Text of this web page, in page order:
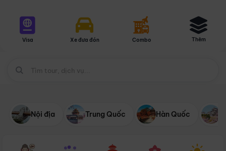
Visa Xe đưa đón Combo Thêm
Nội địa Trung Quốc Hàn Quốc